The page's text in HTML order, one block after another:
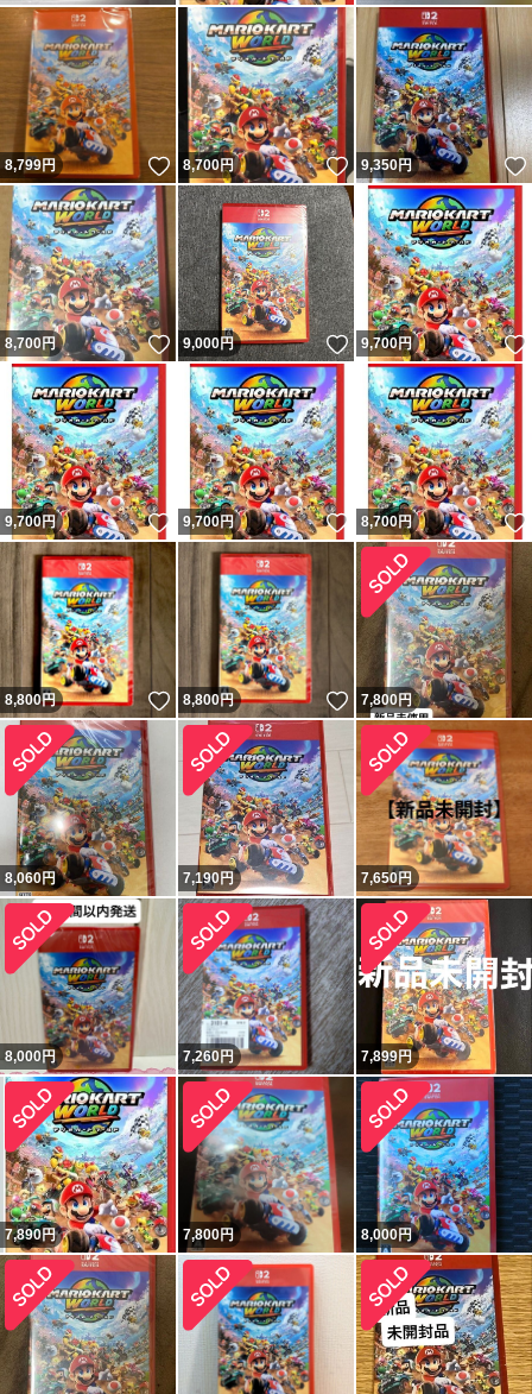
8,799円 いいね！
8,700円 いいね！
9,350円
8,700円 いいね！
9,000円 いいね！
9,700円
9,700円 いいね！
9,700円 いいね！
8,700円
8,800円 いいね！
8,800円 いいね！
7,800円
8,060円 7,190円 7,650円
8,000円 7,260円 7,899円
7,890円 7,800円 8,000円